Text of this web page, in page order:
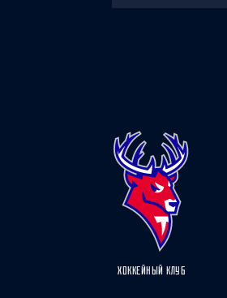
ХОККЕЙНЫЙ КЛУБ